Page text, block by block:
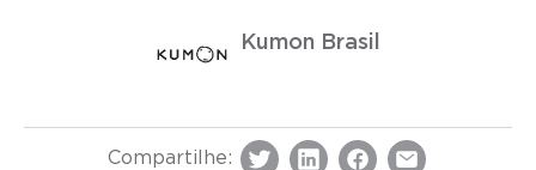
Kumon Brasil
Compartilhe: